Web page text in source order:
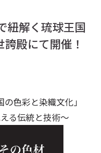
紐解く琉球王国
殿にて開催！
色彩と染織文化」
る伝統と技術～